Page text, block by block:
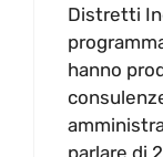
Distretti
hanno